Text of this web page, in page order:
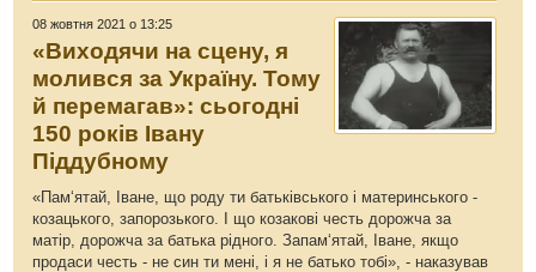
08 жовтня 2021 о 13:25
«Виходячи на сцену, я
молився за Україну. Тому
й перемагав»: сьогодні
150 років Івану
Піддубному
«Пам‘ятай, Іване, що роду ти батьківського і материнського -
козацького, запорозького. І що козакові честь дорожча за
матір, дорожча за батька рідного. Запам‘ятай, Іване, якщо
продаси честь - не син ти мені, і я не батько тобі», - наказував